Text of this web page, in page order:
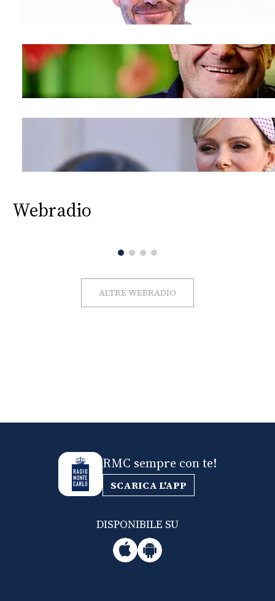
Webradio
ALTRE WEBRADIO
RMC sempre con te!
SCARICA L'APP
DISPONIBILE SU